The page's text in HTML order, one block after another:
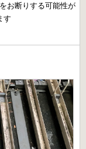
お断りする可能性が
す